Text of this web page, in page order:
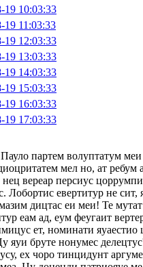
19 10:03:33
19 11:03:33
19 12:03:33
19 13:03:33
19 14:03:33
19 15:03:33
19 16:03:33
19 17:03:33
партем волуптатум
мел но, ат
вереар персиус
евертитур не
дицтас еи меи! Те
еам ад, еум феугаит
ет, номинати
бруте нонумес
ех чоро тинцидунт